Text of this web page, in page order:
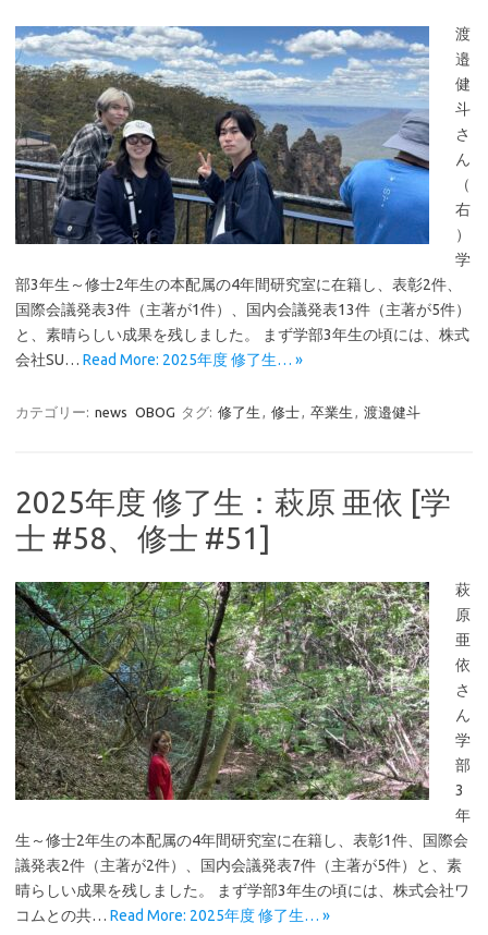
渡
邉
健
斗
さ
ん
（
右
）
学
部3年生～修士2年生の本配属の4年間研究室に在籍し、表彰2件、
国際会議発表3件（主著が1件）、国内会議発表13件（主著が5件）
と、素晴らしい成果を残しました。 まず学部3年生の頃には、株式
会社SU… Read More: 2025年度 修了生… »
カテゴリー: news OBOG タグ: 修了生 , 修士, 卒業生 , 渡邉健斗
2025年度 修了生：萩原 亜依 [学
士 #58、修士 #51]
萩
原
亜
依
さ
ん
学
部
3
年
生～修士2年生の本配属の4年間研究室に在籍し、表彰1件、国際会
議発表2件（主著が2件）、国内会議発表7件（主著が5件）と、素
晴らしい成果を残しました。 まず学部3年生の頃には、株式会社ワ
コムとの共… Read More: 2025年度 修了生… »